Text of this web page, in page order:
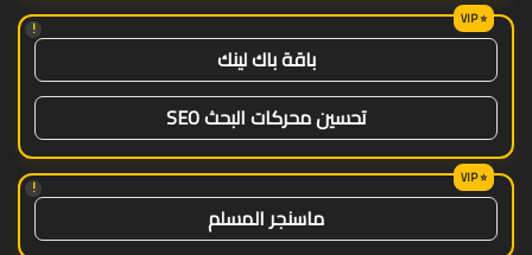
!
باقة باك لينك
تحسين محركات البحث SEO
!
ماسنجر المسلم